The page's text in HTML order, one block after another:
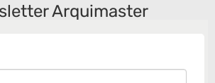
Arquimaster